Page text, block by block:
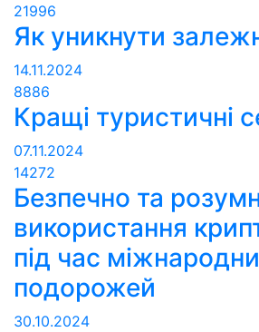
21996
Як уникнути
14.11.2024
8886
Кращі туристичні
07.11.2024
14272
Безпечно та
використання
під час
подорожей
30.10.2024